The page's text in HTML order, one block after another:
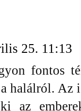
25. 11:13
fontos
halálról. Az
az